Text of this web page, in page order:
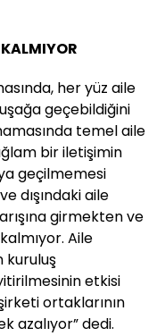
her yüz aile
geçebildiğini
temel aile
bir iletişimin
geçilmemesi
dışındaki aile
girmekten ve
Aile
kuruluş
etkisi
ortaklarının
azalıyor” dedi.